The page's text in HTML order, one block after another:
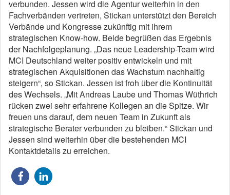
verbunden. Jessen wird die Agentur weiterhin in den
Fachverbänden vertreten, Stickan unterstützt den Bereich
Verbände und Kongresse zukünftig mit ihrem
strategischen Know-how. Beide begrüßen das Ergebnis
der Nachfolgeplanung. „Das neue Leadership-Team wird
MCI Deutschland weiter positiv entwickeln und mit
strategischen Akquisitionen das Wachstum nachhaltig
steigern“, so Stickan. Jessen ist froh über die Kontinuität
des Wechsels. „Mit Andreas Laube und Thomas Wüthrich
rücken zwei sehr erfahrene Kollegen an die Spitze. Wir
freuen uns darauf, dem neuen Team in Zukunft als
strategische Berater verbunden zu bleiben.“ Stickan und
Jessen sind weiterhin über die bestehenden MCI
Kontaktdetails zu erreichen.